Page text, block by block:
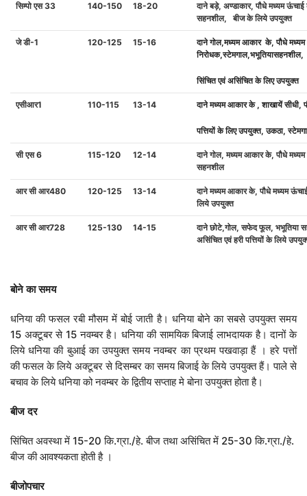
सिम्पो एस33 140-150 18-20 दाने बड़े, अण्डाकार, पौधे मध्यम ऊंचाई
सहनशील, बीज के लिये उपयुक्त
जे डी-1 120-125 15-16 दाने गोल,मध्यम आकार के,पौधे मध्यम
निरोधक,स्टेमगाल,भभूतियासहनशील,
सिंचित एवं असिंचित के लिए उपयुक्त
एसीआर1 110-115 13-14 दाने मध्यम आकार के,शाखायें सीधी,
पत्तियों के लिए उपयुक्त,उकठा,
सी एस6 115-120 12-14 दाने गोल, मध्यम आकार के, पौधे मध्यम
सहनशील
आर सी आर480 120-125 13-14 दाने मध्यम आकार के, पौधे मध्यम
लिये उपयुक्त
आर सी आर728 125-130 14-15 दाने छोटे,गोल, सफेद फूल, भभूतिया
असिंचित एवं हरी पत्तियों के लिये
बोने का समय
धनिया की फसल रबी मौसम में बोई जाती है। धनिया बोने का सबसे उपयुक्त समय
15 अक्टूबर से 15 नवम्बर है। धनिया की सामयिक बिजाई लाभदायक है। दानों के
लिये धनिया की बुआई का उपयुक्त समय नवम्बर का प्रथम पखवाड़ा हैं । हरे पत्तों
की फसल के लिये अक्टूबर से दिसम्बर का समय बिजाई के लिये उपयुक्त हैं। पाले से
बचाव के लिये धनिया को नवम्बर के द्वितीय सप्ताह मे बोना उपयुक्त होता है।
बीज दर
सिंचित अवस्था में 15-20 कि.ग्रा./हे. बीज तथा असिंचित में 25-30 कि.ग्रा./हे.
बीज की आवश्यकता होती है ।
बीजोपचार